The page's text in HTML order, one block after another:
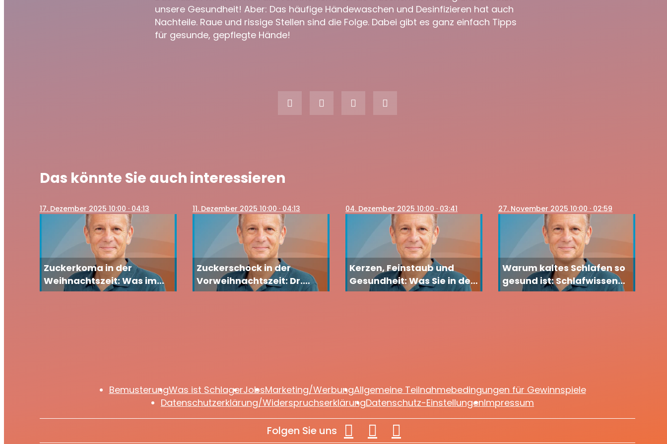
unsere Gesundheit! Aber: Das häufige Händewaschen und Desinfizieren hat auch
Nachteile. Raue und rissige Stellen sind die Folge. Dabei gibt es ganz einfach Tipps
für gesunde, gepflegte Hände!
Das könnte Sie auch interessieren
17. Dezember 2025 10:00 · 04:13
Zuckerkoma in der
Weihnachtszeit: Was im
Körper passiert und was
11. Dezember 2025 10:00 · 04:13
Zuckerschock in der
Vorweihnachtszeit: Dr.
Carsten Lekutat erklärt,
04. Dezember 2025 10:00 · 03:41
Kerzen, Feinstaub und
Gesundheit: Was Sie in der
Adventszeit wissen sollten
27. November 2025 10:00 · 02:59
Warum kaltes Schlafen so
gesund ist: Schlafwissen
von Dr. med. Carsten
BemusterungWas ist SchlagerJobsMarketing/WerbungAllgemeine Teilnahmebedingungen für Gewinnspiele
Datenschutzerklärung/WiderspruchserklärungDatenschutz-EinstellungenImpressum
Folgen Sie uns